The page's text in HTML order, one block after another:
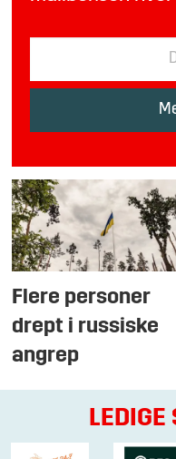
Flere personer
drept i russiske
angrep
LEDIGE